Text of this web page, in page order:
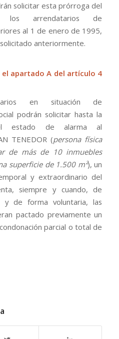
solicitar esta prórroga del
los arrendatarios de
al 1 de enero de 1995,
anteriormente.
apartado A del artículo 4
en situación de
podrán solicitar hasta la
estado de alarma al
TENEDOR (persona física
de más de 10 inmuebles
superficie de 1.500 m²), un
y extraordinario del
siempre y cuando, de
y de forma voluntaria, las
pactado previamente un
parcial o total de